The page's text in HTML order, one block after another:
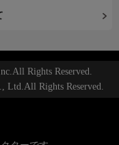
Rights Reserved.
Ltd.All Rights Reserved.